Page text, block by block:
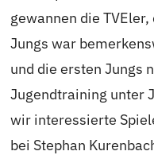
gewannen die
Jungs war
und die ersten Jungs
Jugendtraining unter
wir interessierte
bei Stephan